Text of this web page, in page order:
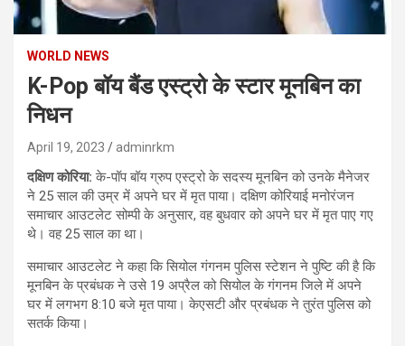
WORLD NEWS
K-Pop बॉय बैंड एस्ट्रो के स्टार मूनबिन का
निधन
April 19, 2023 adminrkm
दक्षिण कोरिया: के-पॉप बॉय ग्रुप एस्ट्रो के सदस्य मूनबिन को उनके मैनेजर
ने 25 साल की उम्र में अपने घर में मृत पाया। दक्षिण कोरियाई मनोरंजन
समाचार आउटलेट सोम्पी के अनुसार, वह बुधवार को अपने घर में मृत पाए गए
थे। वह 25 साल का था।
समाचार आउटलेट ने कहा कि सियोल गंगनम पुलिस स्टेशन ने पुष्टि की है कि
मूनबिन के प्रबंधक ने उसे 19 अप्रैल को सियोल के गंगनम जिले में अपने
घर में लगभग 8:10 बजे मृत पाया। केएसटी और प्रबंधक ने तुरंत पुलिस को
सतर्क किया।